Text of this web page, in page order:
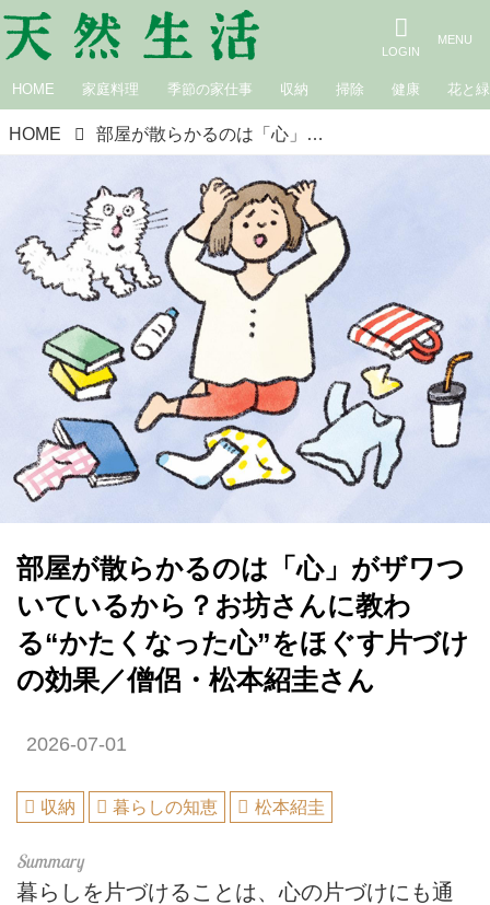
HOME 家庭料理 季節の家仕事 収納 掃除 健康 花と緑
HOME 部屋が散らかるのは「心」がザワついているから？お坊さんに教わる“かたくなった心”をほぐす片づけの効果／僧侶・松本紹圭さん
部屋が散らかるのは「心」がザワつ
いているから？お坊さんに教わ
る“かたくなった心”をほぐす片づけ
の効果／僧侶・松本紹圭さん
2026-07-01
収納 暮らしの知恵 松本紹圭
暮らしを片づけることは、心の片づけにも通